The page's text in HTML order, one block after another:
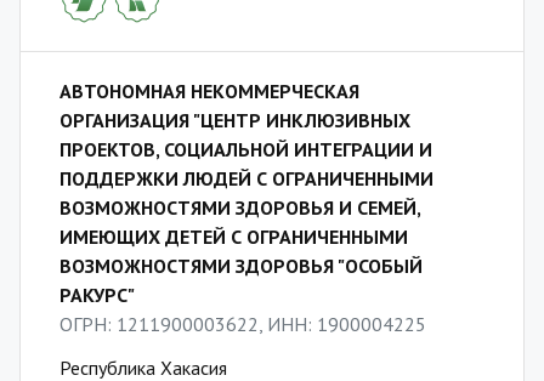
АВТОНОМНАЯ НЕКОММЕРЧЕСКАЯ
ОРГАНИЗАЦИЯ "ЦЕНТР ИНКЛЮЗИВНЫХ
ПРОЕКТОВ, СОЦИАЛЬНОЙ ИНТЕГРАЦИИ И
ПОДДЕРЖКИ ЛЮДЕЙ С ОГРАНИЧЕННЫМИ
ВОЗМОЖНОСТЯМИ ЗДОРОВЬЯ И СЕМЕЙ,
ИМЕЮЩИХ ДЕТЕЙ С ОГРАНИЧЕННЫМИ
ВОЗМОЖНОСТЯМИ ЗДОРОВЬЯ "ОСОБЫЙ
РАКУРС"
ОГРН: 1211900003622, ИНН: 1900004225
Республика Хакасия